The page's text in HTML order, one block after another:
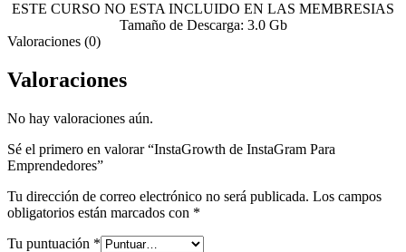
ESTE CURSO NO ESTA INCLUIDO EN LAS MEMBRESIAS
Tamaño de Descarga: 3.0 Gb
Valoraciones (0)
Valoraciones
No hay valoraciones aún.
Sé el primero en valorar “InstaGrowth de InstaGram Para
Emprendedores”
Tu dirección de correo electrónico no será publicada. Los campos
obligatorios están marcados con *
Tu puntuación *